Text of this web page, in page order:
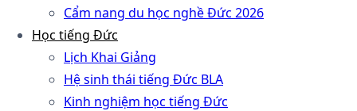
Cẩm nang du học nghề Đức 2026
Học tiếng Đức
Lịch Khai Giảng
Hệ sinh thái tiếng Đức BLA
Kinh nghiệm học tiếng Đức